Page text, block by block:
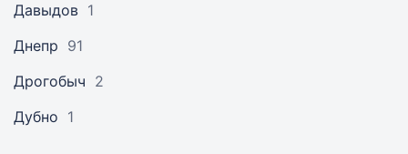
Давыдов 1
Днепр 91
Дрогобыч 2
Дубно 1